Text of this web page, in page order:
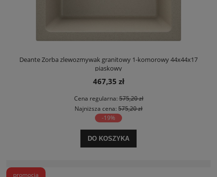
Deante Zorba zlewozmywak granitowy 1-komorowy 44x44x17
piaskowy
467,35 zł
Cena regularna:575,20 zł
Najniższa cena: 575,20 zł
-19%
DO KOSZYKA
promocja